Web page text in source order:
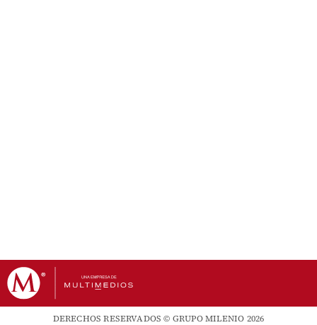
DERECHOS RESERVADOS © GRUPO MILENIO 2026